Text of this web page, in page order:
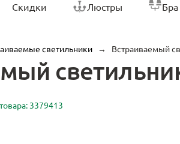
Скидки Люстры Бра
светильники → Встраиваемый
3379413